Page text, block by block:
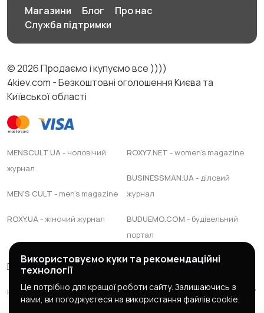
Магазини Блог
Про нас
Служба підтримки
© 2026 Продаємо і купуємо все ))))
4kiev.com - Безкоштовні оголошення Києва та
Київської області
MENSCULT.UA- чоловічий
журнал
MEN'S CULT - men's magazine
ROXY.UA- жіночий журнал
ROXY7.NET - women's magazine
BUSINESSMAN.UA- діловий
журнал
BUDUEMO.COM - будівельний
портал
Правила сервісу Політика конфіденційності
Юридична підтримка Адвокатське обєднання "ЯАС ПАРТНЕРС"
Використовуємо куки та рекомендаційні
технології
Це потрібно для кращої роботи сайту. Залишаючись з
нами, ви погоджуєтеся на використання файлів cookie.